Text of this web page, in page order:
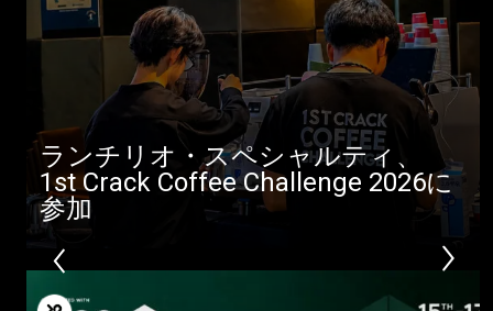
ランチリオ・スペシャルティ、
1st Crack Coffee Challenge 2026に
参加